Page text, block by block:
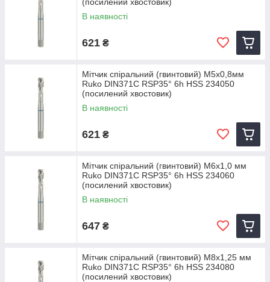
В наявності
621 ₴
Мітчик спіральний (гвинтовий) M5х0,8мм
Ruko DIN371C RSP35° 6h HSS 234050
(посилений хвостовик)
В наявності
621 ₴
Мітчик спіральний (гвинтовий) M6х1,0 мм
Ruko DIN371C RSP35° 6h HSS 234060
(посилений хвостовик)
В наявності
647 ₴
Мітчик спіральний (гвинтовий) M8х1,25 мм
Ruko DIN371C RSP35° 6h HSS 234080
(посилений хвостовик)